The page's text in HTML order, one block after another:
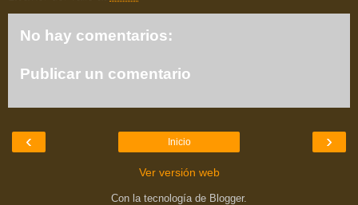
No hay comentarios:
Publicar un comentario
‹ ›
Inicio
Ver versión web
Con la tecnología de Blogger.